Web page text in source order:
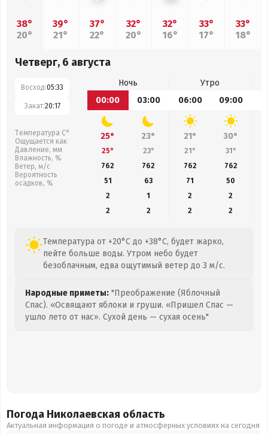
38°
20°
39°
21°
37°
22°
32°
20°
32°
16°
33°
17°
33°
18°
Четверг, 6 августа
Восход:05:33
Закат:20:17
Температура С°
Ощущается как
Давление, мм
Влажность, %
Ветер, м/с
Вероятность
осадков, %
Ночь
Утро
00:00
03:00 06:00 09:00
25° 23° 21° 30°
25° 23° 21° 31°
762
762 762 762
51
63 71 50
2
1 2
2
2
2 2 2
Температура от +20°C до +38°C, будет жарко,
пейте больше воды. Утром небо будет
безоблачным, едва ощутимый ветер до 3 м/с.
Народные приметы: "Преображение (Яблочный
Спас). «Освящают яблоки и груши. «Пришел Спас —
ушло лето от нас». Сухой день — сухая осень"
Погода Николаевская область
Актуальная информация о погоде и атмосферных условиях на сегодня